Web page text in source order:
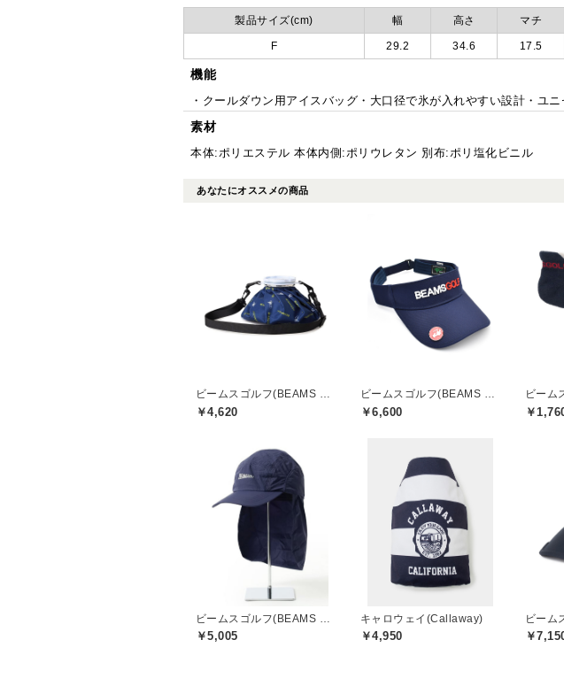
製品サイズ(cm) 幅 高さ マチ
F 29.2 34.6 17.5
機能
・クールダウン用アイスバッグ・大口径で氷が入れやすい設計・ユ
素材
本体:ポリエステル 本体内側:ポリウレタン 別布:ポリ塩化ビニル
あなたにオススメの商品
￥4,620 ￥6,600 ￥
￥5,005
キャロウェイ(Callaway)
￥4,950 ￥